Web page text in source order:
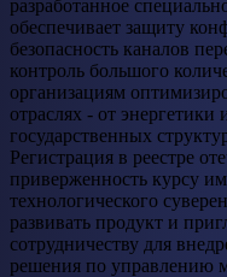
разработанное
обеспечивает защиту
безопасность каналов
контроль большого
организациям
отраслях - от
государственных
Регистрация в реестре
приверженность курсу
технологического
развивать продукт и
сотрудничеству для
решения по управлению